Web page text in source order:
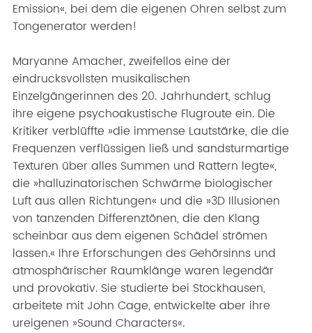
Emission«, bei dem die eigenen Ohren selbst zum
Tongenerator werden!
Maryanne Amacher, zweifellos eine der
eindrucksvollsten musikalischen
Einzelgängerinnen des 20. Jahrhundert, schlug
ihre eigene psychoakustische Flugroute ein. Die
Kritiker verblüffte »die immense Lautstärke, die die
Frequenzen verflüssigen ließ und sandsturmartige
Texturen über alles Summen und Rattern legte«,
die »halluzinatorischen Schwärme biologischer
Luft aus allen Richtungen« und die »3D Illusionen
von tanzenden Differenztönen, die den Klang
scheinbar aus dem eigenen Schädel strömen
lassen.« Ihre Erforschungen des Gehörsinns und
atmosphärischer Raumklänge waren legendär
und provokativ. Sie studierte bei Stockhausen,
arbeitete mit John Cage, entwickelte aber ihre
ureigenen »Sound Characters«.